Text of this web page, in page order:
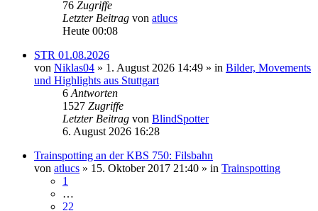
76 Zugriffe
Letzter Beitrag von atlucs
Heute 00:08
STR 01.08.2026
von Niklas04 » 1. August 2026 14:49 » in Bilder, Movements
und Highlights aus Stuttgart
6 Antworten
1527 Zugriffe
Letzter Beitrag von BlindSpotter
6. August 2026 16:28
Trainspotting an der KBS 750: Filsbahn
von atlucs » 15. Oktober 2017 21:40 » in Trainspotting
1
…
22